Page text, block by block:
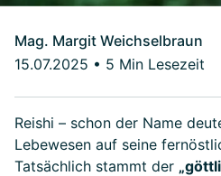
Mag. Margit Weichselbraun
15.07.2025 • 5 Min Lesezeit
Reishi – schon der Name
Lebewesen auf seine
Tatsächlich stammt der